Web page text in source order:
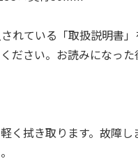
び散
菌サ
無添加良品 カムカ
れている「取扱説明書
ださい。お読みになった
く拭き取ります。故障し